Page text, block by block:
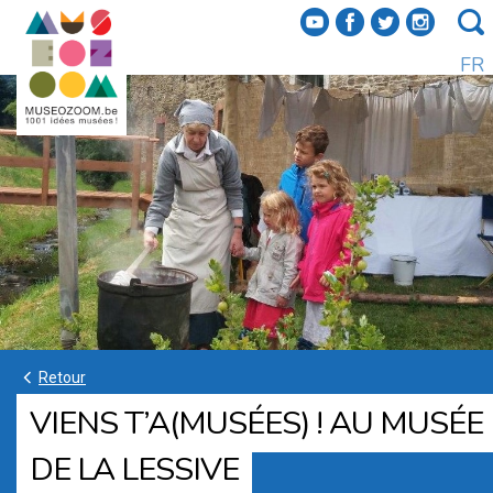
f a b e
FR
k Retour
VIENS T’A(MUSÉES) ! AU MUSÉE
DE LA LESSIVE